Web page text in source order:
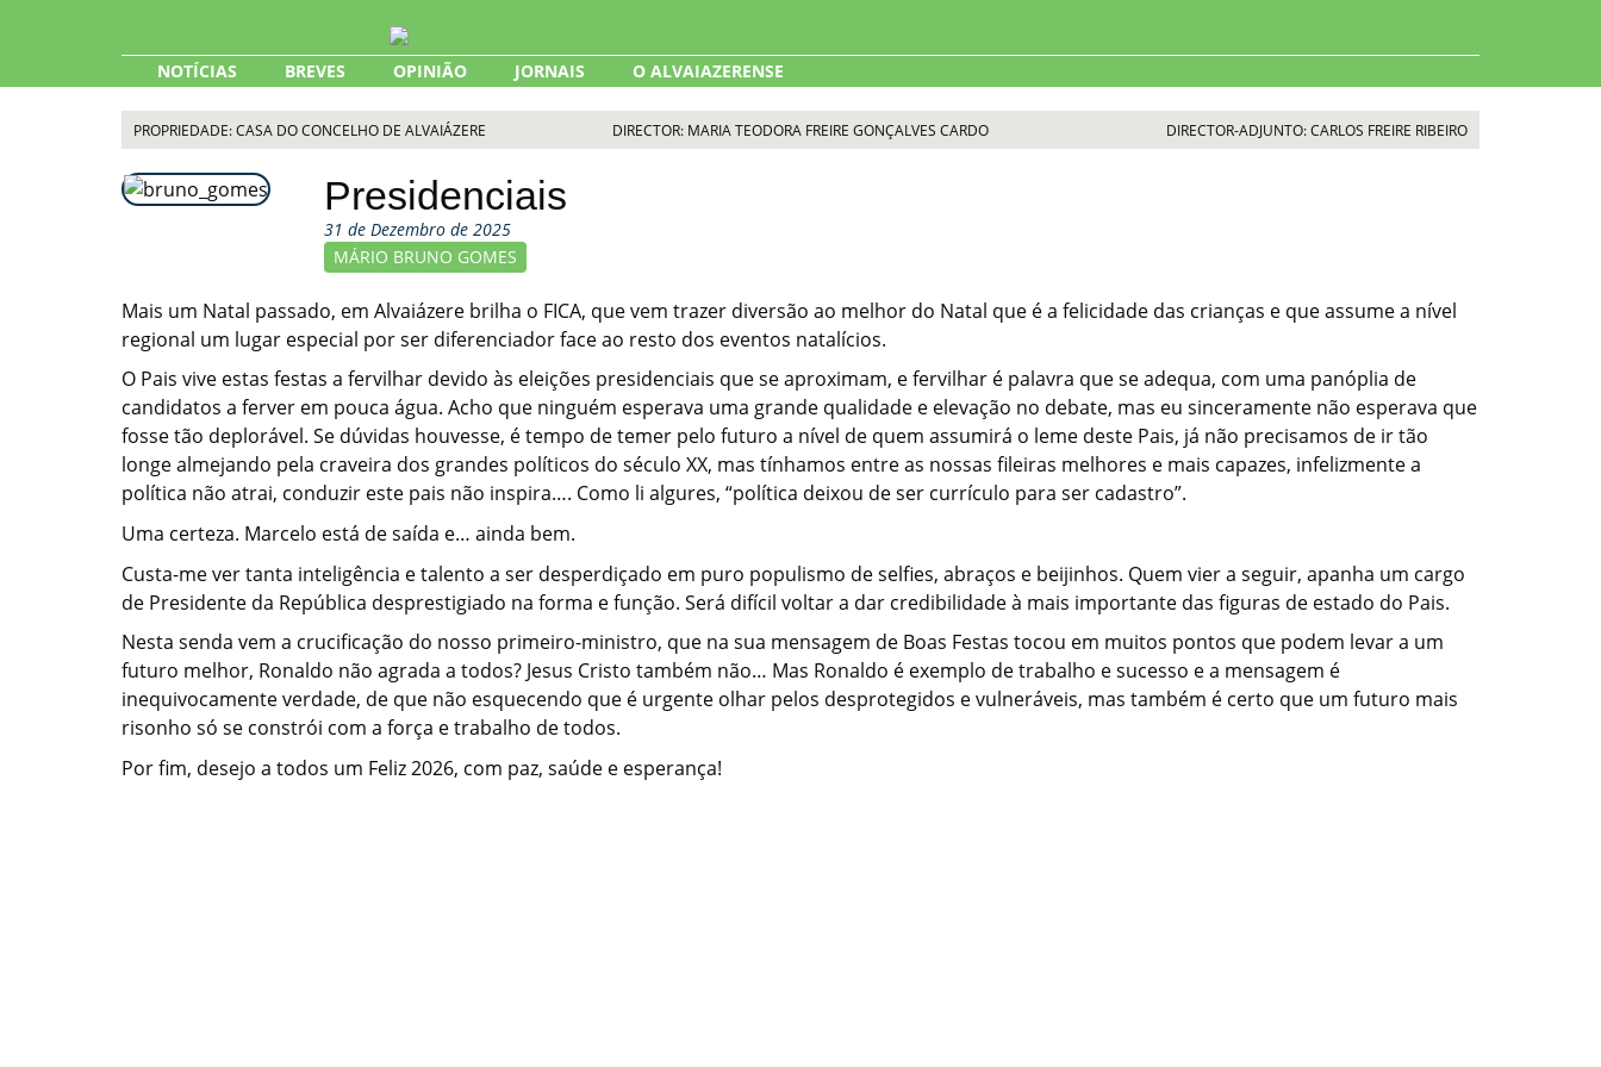
NOTÍCIAS BREVES OPINIÃO JORNAIS O ALVAIAZERENSE
PROPRIEDADE: CASA DO CONCELHO DE ALVAIÁZERE DIRECTOR: MARIA TEODORA FREIRE GONÇALVES CARDO DIRECTOR-ADJUNTO: CARLOS FREIRE RIBEIRO
Presidenciais
31 de Dezembro de 2025
MÁRIO BRUNO GOMES
Mais um Natal passado, em Alvaiázere brilha o FICA, que vem trazer diversão ao melhor do Natal que é a felicidade das crianças e que assume a nível
regional um lugar especial por ser diferenciador face ao resto dos eventos natalícios.
O Pais vive estas festas a fervilhar devido às eleições presidenciais que se aproximam, e fervilhar é palavra que se adequa, com uma panóplia de
candidatos a ferver em pouca água. Acho que ninguém esperava uma grande qualidade e elevação no debate, mas eu sinceramente não esperava que
fosse tão deplorável. Se dúvidas houvesse, é tempo de temer pelo futuro a nível de quem assumirá o leme deste Pais, já não precisamos de ir tão
longe almejando pela craveira dos grandes políticos do século XX, mas tínhamos entre as nossas fileiras melhores e mais capazes, infelizmente a
política não atrai, conduzir este pais não inspira…. Como li algures, “política deixou de ser currículo para ser cadastro”.
Uma certeza. Marcelo está de saída e… ainda bem.
Custa-me ver tanta inteligência e talento a ser desperdiçado em puro populismo de selfies, abraços e beijinhos. Quem vier a seguir, apanha um cargo
de Presidente da República desprestigiado na forma e função. Será difícil voltar a dar credibilidade à mais importante das figuras de estado do Pais.
Nesta senda vem a crucificação do nosso primeiro-ministro, que na sua mensagem de Boas Festas tocou em muitos pontos que podem levar a um
futuro melhor, Ronaldo não agrada a todos? Jesus Cristo também não… Mas Ronaldo é exemplo de trabalho e sucesso e a mensagem é
inequivocamente verdade, de que não esquecendo que é urgente olhar pelos desprotegidos e vulneráveis, mas também é certo que um futuro mais
risonho só se constrói com a força e trabalho de todos.
Por fim, desejo a todos um Feliz 2026, com paz, saúde e esperança!